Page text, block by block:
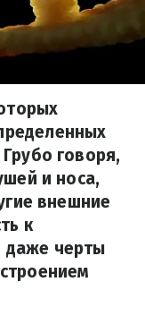
говоря,
и носа,
внешние
к
даже черты